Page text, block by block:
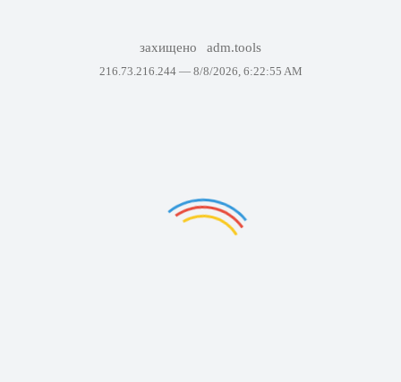
захищено adm.tools
216.73.216.244 — 8/8/2026, 6:22:55 AM